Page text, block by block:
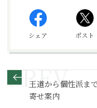
シェア ポスト
王道から個性派ま
寄せ案内